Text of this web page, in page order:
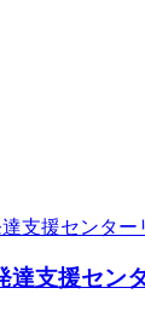
達支援セン